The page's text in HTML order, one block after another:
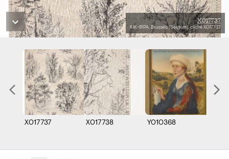
X017737
KIK-IRPA, Brussels (Belgium), cliché X017737
X017737 X017738 Y010368